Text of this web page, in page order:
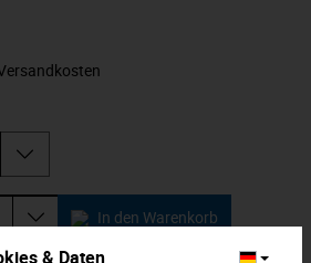
In den Warenkorb
& Daten